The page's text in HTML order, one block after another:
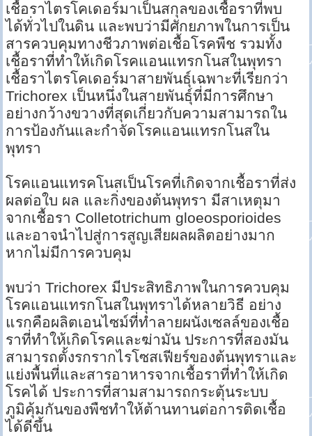
เชื้อราไตรโคเดอร์มาเป็นสกุลของเชื้อราที่พบ
ได้ทั่วไปในดิน และพบว่ามีศักยภาพในการเป็น
สารควบคุมทางชีวภาพต่อเชื้อโรคพืช รวมทั้ง
เชื้อราที่ทำให้เกิดโรคแอนแทรกโนสในพุทรา
เชื้อราไตรโคเดอร์มาสายพันธุ์เฉพาะที่เรียกว่า
Trichorex เป็นหนึ่งในสายพันธุ์ที่มีการศึกษา
อย่างกว้างขวางที่สุดเกี่ยวกับความสามารถใน
การป้องกันและกำจัดโรคแอนแทรกโนสใน
พุทรา
โรคแอนแทรคโนสเป็นโรคที่เกิดจากเชื้อราที่ส่ง
ผลต่อใบ ผล และกิ่งของต้นพุทรา มีสาเหตุมา
จากเชื้อรา Colletotrichum gloeosporioides
และอาจนำไปสู่การสูญเสียผลผลิตอย่างมาก
หากไม่มีการควบคุม
พบว่า Trichorex มีประสิทธิภาพในการควบคุม
โรคแอนแทรกโนสในพุทราได้หลายวิธี อย่าง
แรกคือผลิตเอนไซม์ที่ทำลายผนังเซลล์ของเชื้อ
ราที่ทำให้เกิดโรคและฆ่ามัน ประการที่สองมัน
สามารถตั้งรกรากไรโซสเฟียร์ของต้นพุทราและ
แย่งพื้นที่และสารอาหารจากเชื้อราที่ทำให้เกิด
โรคได้ ประการที่สามสามารถกระตุ้นระบบ
ภูมิคุ้มกันของพืชทำให้ต้านทานต่อการติดเชื้อ
ได้ดีขึ้น